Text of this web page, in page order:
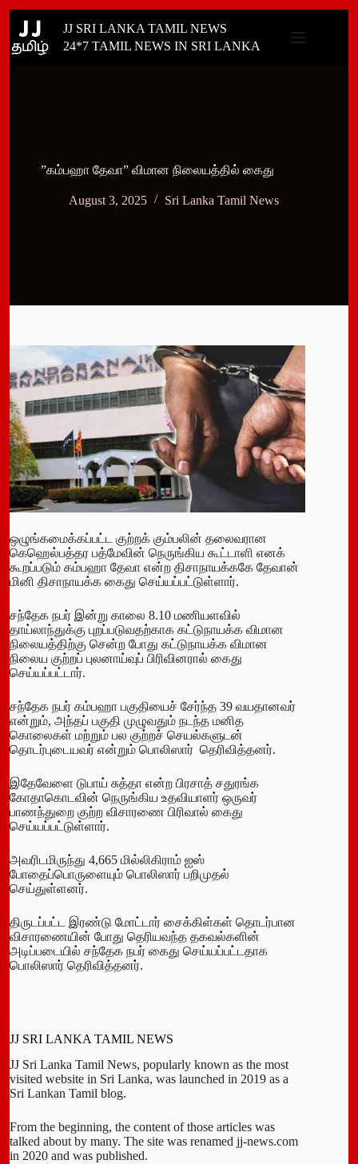
content
JJ SRI LANKA TAMIL NEWS
24*7 TAMIL NEWS IN SRI LANKA
”கம்பஹா தேவா” விமான நிலையத்தில் கைது
August 3, 2025 Sri Lanka Tamil News
ஒழுங்கமைக்கப்பட்ட குற்றக் கும்பலின் தலைவரான
கெஹெல்பத்தர பத்மேவின் நெருங்கிய கூட்டாளி எனக்
கூறப்படும் கம்பஹா தேவா என்ற திசாநாயக்ககே தேவான்
மினி திசாநாயக்க கைது செய்யப்பட்டுள்ளார்.
சந்தேக நபர் இன்று காலை 8.10 மணியளவில்
தாய்லாந்துக்கு புறப்படுவதற்காக கட்டுநாயக்க விமான
நிலையத்திற்கு சென்ற போது கட்டுநாயக்க விமான
நிலைய குற்றப் புலனாய்வுப் பிரிவினரால் கைது
செய்யப்பட்டார்.
சந்தேக நபர் கம்பஹா பகுதியைச் சேர்ந்த 39 வயதானவர்
என்றும், அந்தப் பகுதி முழுவதும் நடந்த மனித
கொலைகள் மற்றும் பல குற்றச் செயல்களுடன்
தொடர்புடையவர் என்றும் பொலிஸார் தெரிவித்தனர்.
இதேவேளை டுபாய் சுத்தா என்ற பிரசாத் சதுரங்க
கோதாகொடவின் நெருங்கிய உதவியாளர் ஒருவர்
பாணந்துறை குற்ற விசாரணை பிரிவால் கைது
செய்யப்பட்டுள்ளார்.
அவரிடமிருந்து 4,665 மில்லிகிராம் ஐஸ்
போதைப்பொருளையும் பொலிஸார் பறிமுதல்
செய்துள்ளனர்.
திருடப்பட்ட இரண்டு மோட்டார் சைக்கிள்கள் தொடர்பான
விசாரணையின் போது தெரியவந்த தகவல்களின்
அடிப்படையில் சந்தேக நபர் கைது செய்யப்பட்டதாக
பொலிஸார் தெரிவித்தனர்.
JJ SRI LANKA TAMIL NEWS
JJ Sri Lanka Tamil News, popularly known as the most
visited website in Sri Lanka, was launched in 2019 as a
Sri Lankan Tamil blog.
From the beginning, the content of those articles was
talked about by many. The site was renamed jj-news.com
in 2020 and was published.